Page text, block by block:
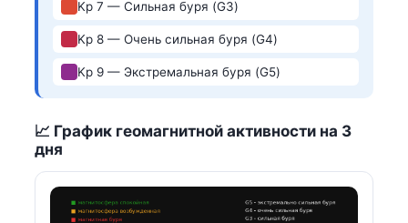
Kp 7 — Сильная буря (G3)
Kp 8 — Очень сильная буря (G4)
Kp 9 — Экстремальная буря (G5)
📈 График геомагнитной активности на 3
дня